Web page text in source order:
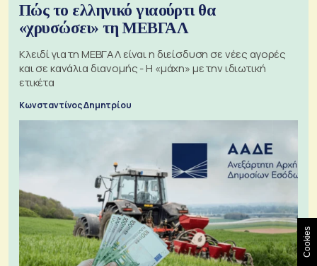
Πώς το ελληνικό γιαούρτι θα
«χρυσώσει» τη ΜΕΒΓΑΛ
Κλειδί για τη ΜΕΒΓΑΛ είναι η διείσδυση σε νέες αγορές
και σε κανάλια διανομής - Η «μάχη» με την ιδιωτική
ετικέτα
Κωνσταντίνος Δημητρίου
Cookies